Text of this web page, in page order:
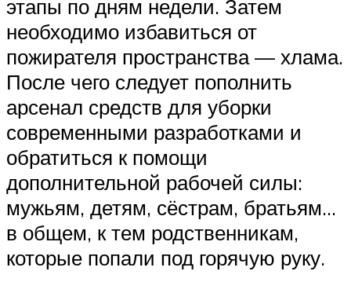
этапы по дням недели. Затем
необходимо избавиться от
пожирателя пространства — хлама.
После чего следует пополнить
арсенал средств для уборки
современными разработками и
обратиться к помощи
дополнительной рабочей силы:
мужьям, детям, сёстрам, братьям…
в общем, к тем родственникам,
которые попали под горячую руку.